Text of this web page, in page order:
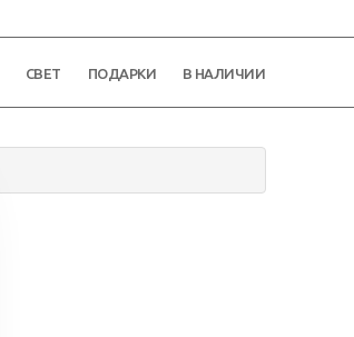
СВЕТ ПОДАРКИ В НАЛИЧИИ